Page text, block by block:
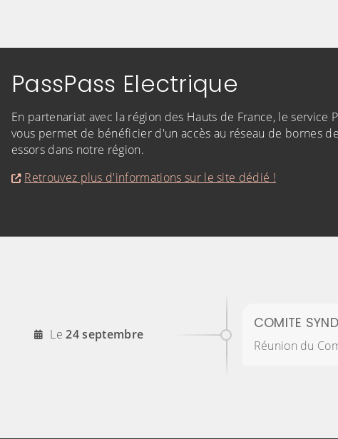
PassPass Electrique
En partenariat avec la région des Hauts de France, le service
vous permet de bénéficier d'un accès au réseau de bornes
essors dans notre région.
Retrouvez plus d'informations sur le site dédié !
Le 24septembre2026
COMITE
Réunion du